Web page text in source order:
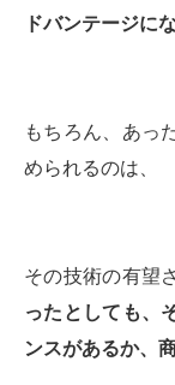
ドバンテージに
もちろん、あっ
められるのは、
その技術の有望
ったとしても、
ンスがあるか、